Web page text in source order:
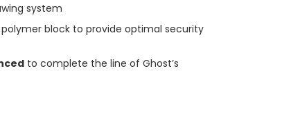
system
block to provide optimal security
to complete the line of Ghost’s